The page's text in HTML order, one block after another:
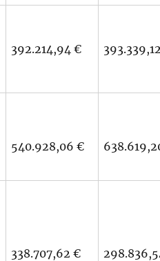
392.214,94 €
540.928,06 €
338.707,62 €